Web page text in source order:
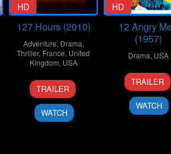
HD
127 Hours (2010)
Adventure, Drama,
Thriller, France, United
Kingdom, USA
12
Nov
2010
Danny
Boyle
TRAILER
WATCH
HD
12 Angry
(1957)
Drama, USA
10
Apr
1957
Don
Kranze
TRAILER
WATCH